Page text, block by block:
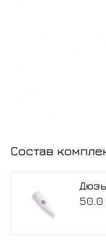
Состав
50.0